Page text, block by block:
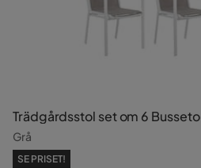
Trädgårdsstol set om 6 Busseto
Grå
SE PRISET!